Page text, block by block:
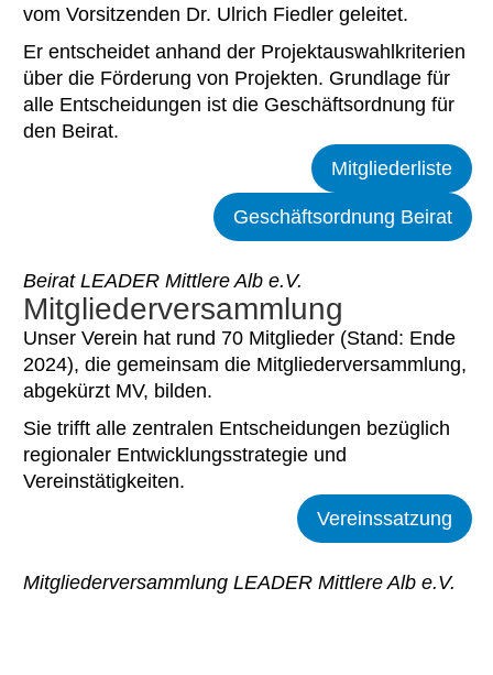
vom Vorsitzenden Dr. Ulrich Fiedler geleitet.
Er entscheidet anhand der Projektauswahlkriterien
über die Förderung von Projekten. Grundlage für
alle Entscheidungen ist die Geschäftsordnung für
den Beirat.
Mitgliederliste
Geschäftsordnung Beirat
Beirat LEADER Mittlere Alb e.V.
Mitgliederversammlung
Unser Verein hat rund 70 Mitglieder (Stand: Ende
2024), die gemeinsam die Mitgliederversammlung,
abgekürzt MV, bilden.
Sie trifft alle zentralen Entscheidungen bezüglich
regionaler Entwicklungsstrategie und
Vereinstätigkeiten.
Vereinssatzung
Mitgliederversammlung LEADER Mittlere Alb e.V.